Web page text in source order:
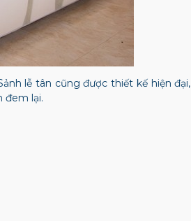
lễ tân cũng được thiết kế hiện đại,
đem lại.